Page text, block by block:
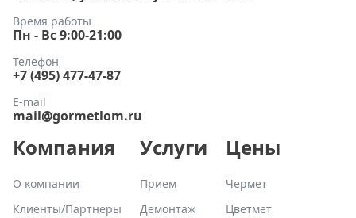
Время работы
Пн - Вс 9:00-21:00
Телефон
+7 (495) 477-47-87
E-mail
mail@gormetlom.ru
Компания
О компании
Клиенты/Партнеры
Услуги
Прием
Демонтаж
Цены
Чермет
Цветмет